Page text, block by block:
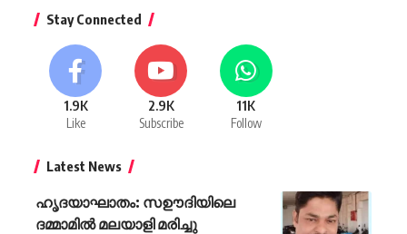
Stay Connected
1.9K
Like
2.9K
Subscribe
11K
Follow
Latest News
ഹൃദയാഘാതം: സഊദിയിലെ
ദമ്മാമില്‍ മലയാളി മരിച്ചു